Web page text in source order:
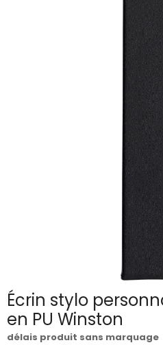
Écrin stylo
en PU Winston
délais produit sans marquage